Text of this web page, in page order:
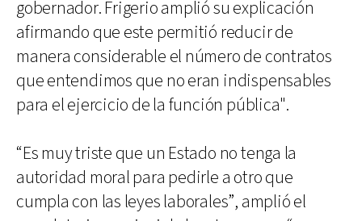
gobernador. Frigerio amplió su explicación
afirmando que este permitió reducir de
manera considerable el número de contratos
que entendimos que no eran indispensables
para el ejercicio de la función pública".
“Es muy triste que un Estado no tenga la
autoridad moral para pedirle a otro que
cumpla con las leyes laborales”, amplió el